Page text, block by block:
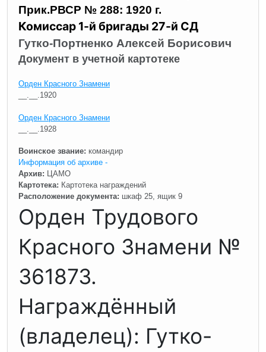
Прик.РВСР № 288: 1920 г.
Комиссар 1-й бригады 27-й СД
Гутко-Портненко Алексей Борисович
Документ в учетной картотеке
Орден Красного Знамени
__.__.1920
Орден Красного Знамени
__.__.1928
Воинское звание: командир
Информация об архиве -
Архив: ЦАМО
Картотека: Картотека награждений
Расположение документа: шкаф 25, ящик 9
Орден Трудового
Красного Знамени №
361873.
Награждённый
(владелец): Гутко-